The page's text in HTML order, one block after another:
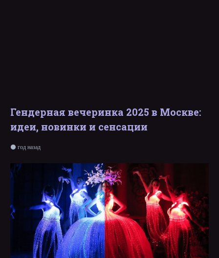
Гендерная вечеринка 2025 в Москве:
идеи, новинки и сенсации
год назад